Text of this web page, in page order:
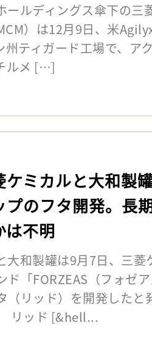
ルディングス傘下の三
）は12月9日、米
ティガード工場で、ア
ルメ […]
ケミカルと大和製
プのフタ開発。長
は不明
和製罐は9月7日、三菱
ド「FORZEAS（フォゼ
（リッド）を開発した
リッド [&hell...